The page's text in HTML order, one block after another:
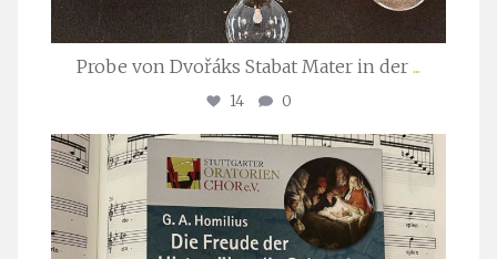
Probe von Dvořáks Stabat Mater in der ...
14 0
stuttgarter_oratorienchor
Nov. 29